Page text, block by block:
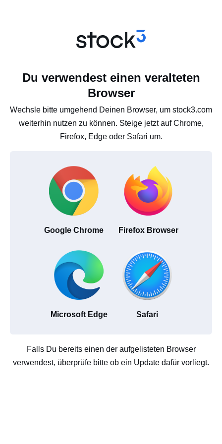
Du verwendest einen veralteten
Browser
Wechsle bitte umgehend Deinen Browser, um stock3.com
weiterhin nutzen zu können. Steige jetzt auf Chrome,
Firefox, Edge oder Safari um.
Google Chrome Firefox Browser
Microsoft Edge Safari
Falls Du bereits einen der aufgelisteten Browser
verwendest, überprüfe bitte ob ein Update dafür vorliegt.